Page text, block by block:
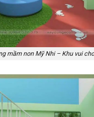
mầm non Mỹ Nhi – Khu vui